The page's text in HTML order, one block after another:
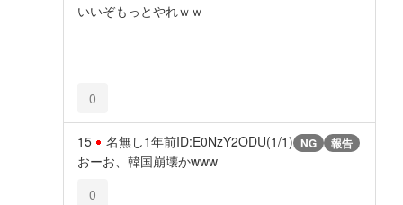
いいぞもっとやれｗｗ
0
15 名無し1年前ID:E0NzY2ODU(1/1) NG 報告
おーお、韓国崩壊かwww
0